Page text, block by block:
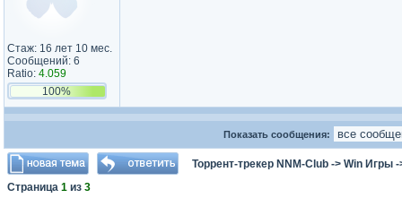
Стаж: 16 лет 10 мес.
Сообщений: 6
Ratio: 4.059
100%
Показать сообщения:
Торрент-трекер NNM-Club -> Win Игры
Страница 1 из 3